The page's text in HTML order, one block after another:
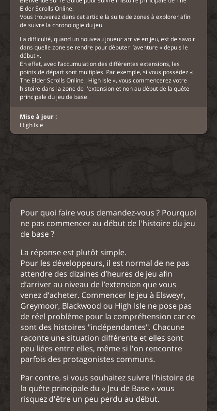
Elder Scrolls Online.
Vous trouverez dans cet article la suite de zones à explorer afin
de suivre la chronologie du jeu.
La difficulté, quand un nouveau joueur arrive en jeu, est de savoir
dans quelle zone se rendre pour débuter l’aventure « depuis le
début ».
En effet, avec l’accumulation des différentes extensions, les
points de départ sont multiples. Par exemple, si vous possédez «
The Elder Scrolls Online : High Isle », vous commencerez votre
histoire dans la zone de l'extension et non au début de la quête
principale du jeu de base.
Mise à jour :
High Isle
Pour quoi faire vous demandez-vous ? Pourquoi
ne pas commencer au début de l'histoire du jeu
de base ?
La réponse est plutôt simple.
Pour les développeurs, il est normal de ne pas
attendre des dizaines d’heures de jeu afin
d’arriver au niveau de l’extension que vous
venez d’acheter. Commencer le jeu à Elsweyr,
Greymoor, Blackwood ou High Isle ne pose pas
de réel problème pour la compréhension car ce
sont des histoires "indépendantes". Chacune
raconte une situation différente et elles sont
peu liées entre elles, même si l'on rencontre
parfois des protagonistes communs.
Par contre, si vous souhaitez suivre l'histoire de
la quête principale du « Jeu de Base » vous
risquez d'être un peu perdu au début.